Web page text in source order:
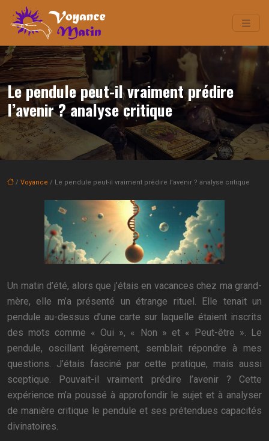
Le pendule peut-il vraiment prédire
l’avenir ? analyse critique
/ Voyance / Le pendule peut-il vraiment prédire l’avenir ? analyse critique
Un matin d’été, alors que j’étais en vacances chez ma grand-
mère, elle m’a présenté un étrange rituel. Elle tenait un
pendule au-dessus d’une carte sur laquelle étaient inscrits
des mots comme « Oui », « Non » et « Peut-être ». Le
pendule, oscillant légèrement, semblait répondre à mes
questions. J’étais fasciné par cette pratique, mais aussi
sceptique. Pouvait-il vraiment prédire l’avenir ? Cette
expérience m’a poussé à approfondir le sujet et à analyser
de manière critique le pendule et ses prétendues capacités
divinatoires.